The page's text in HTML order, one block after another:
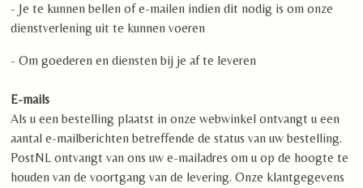
- Je te kunnen bellen of e-mailen indien dit nodig is om onze
dienstverlening uit te kunnen voeren
- Om goederen en diensten bij je af te leveren
E-mails
Als u een bestelling plaatst in onze webwinkel ontvangt u een
aantal e-mailberichten betreffende de status van uw bestelling.
PostNL ontvangt van ons uw e-mailadres om u op de hoogte te
houden van de voortgang van de levering. Onze klantgegevens